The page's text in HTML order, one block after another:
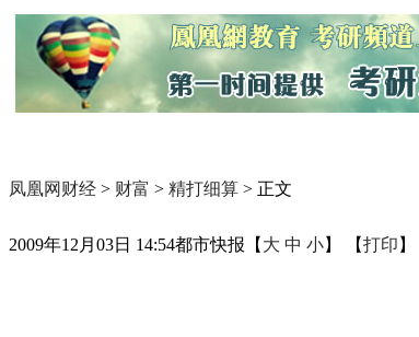
凤凰网财经 > 财富 > 精打细算 > 正文
2009年12月03日 14:54都市快报 【 大 中 小】 【打印 】